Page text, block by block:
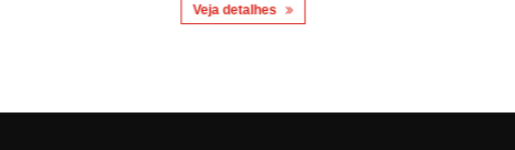
Veja detalhes